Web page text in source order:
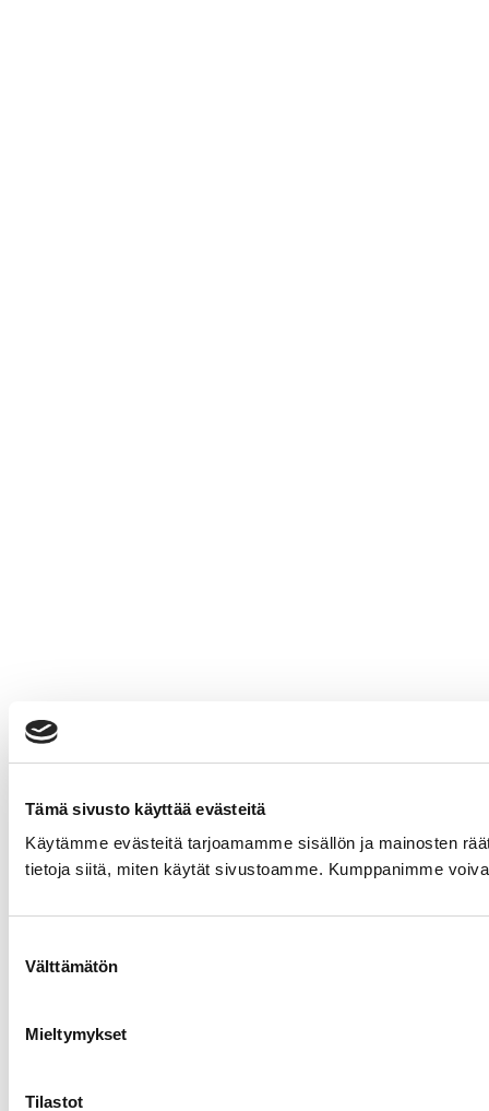
Tämä sivusto käyttää evästeitä
Käytämme evästeitä tarjoamamme sisällön ja mainosten
tietoja siitä, miten käytät sivustoamme. Kumppanimme
valinta
Välttämätön
Mieltymykset
Tilastot